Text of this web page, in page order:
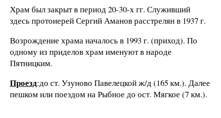
Храм был закрыт в период 20-30-х гг. Служивший
здесь протоиерей Сергий Аманов расстрелян в 1937 г.
Возрождение храма началось в 1993 г. (приход). По
одному из приделов храм именуют в народе
Пятницким.
Проезд:до ст. Узуново Павелецкой ж/д (165 км.). Далее
пешком или поездом на Рыбное до ост. Мягкое (7 км.).